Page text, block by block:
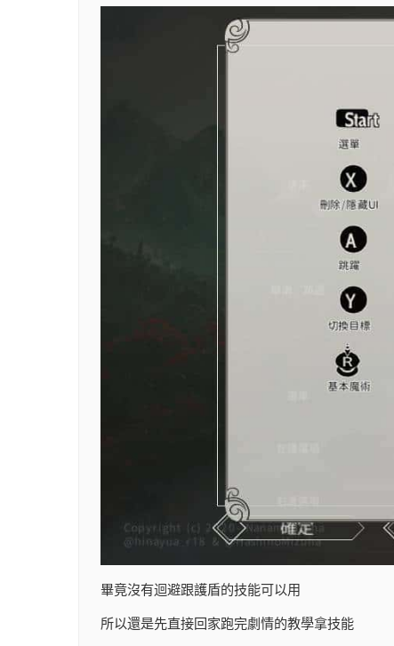
畢竟沒有迴避跟護盾的技能可以用
所以還是先直接回家跑完劇情的教學拿技能